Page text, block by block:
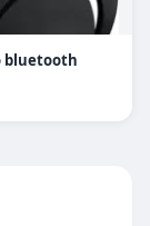
bluetooth